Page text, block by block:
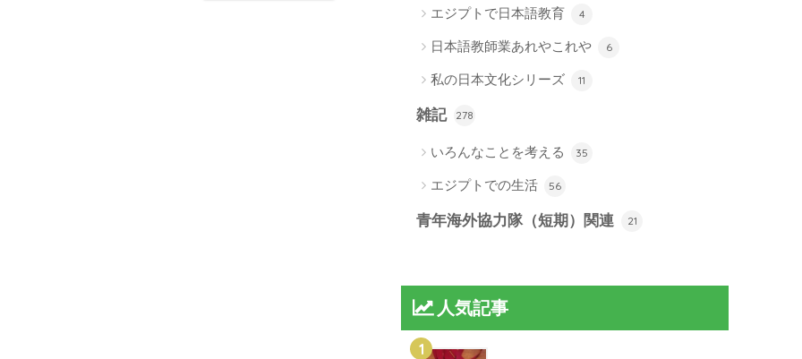
エジプトで日本語教育 4
日本語教師業あれやこれや 6
私の日本文化シリーズ 11
雑記 278
いろんなことを考える 35
エジプトでの生活 56
青年海外協力隊（短期）関連 21
人気記事
1